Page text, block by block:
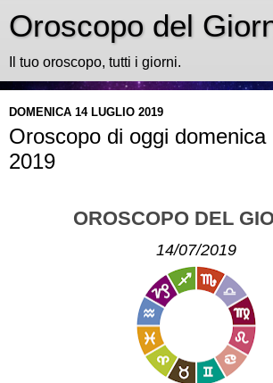
Oroscopo del
Il tuo oroscopo, tutti i giorni.
DOMENICA 14 LUGLIO 2019
Oroscopo di oggi domenica
2019
OROSCOPO DEL
14/07/2019